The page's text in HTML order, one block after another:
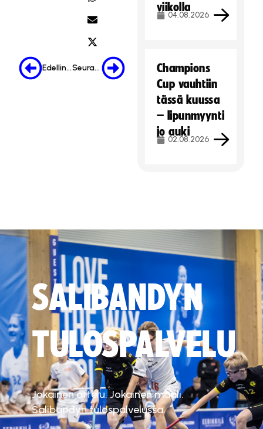
Edellinen Seuraava
viikolla
04.08.2026
Champions
Cup vauhtiin
tässä kuussa
– lipunmyynti
jo auki
02.08.2026
SALIBANDYN
TULOSPALVELU
Jokainen ottelu. Jokainen maali.
Salibandyn tulospalvelussa.